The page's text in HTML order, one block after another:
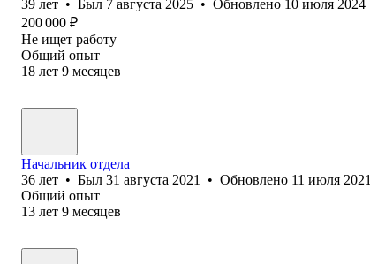
39 лет • Был 7 августа 2025 • Обновлено 10 июля 2024
200 000 ₽
Не ищет работу
Общий опыт
18 лет 9 месяцев
Начальник отдела
36 лет • Был 31 августа 2021 • Обновлено 11 июля 2021
Общий опыт
13 лет 9 месяцев